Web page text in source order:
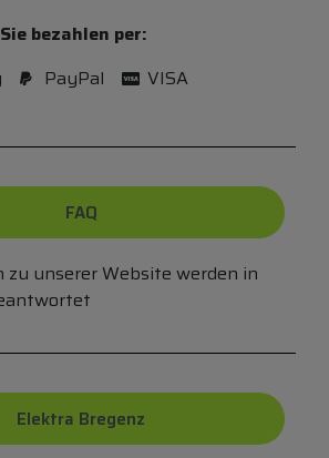
bezahlen per:
PayPal
VISA
FAQ
zu unserer Website werden in
Elektra Bregenz